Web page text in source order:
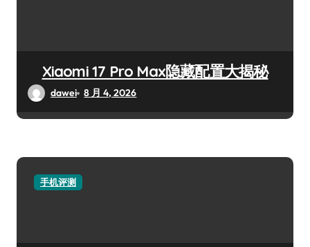
Xiaomi 17 Pro Max隐藏配置大揭秘
dawei 8 月 4, 2026
手机评测